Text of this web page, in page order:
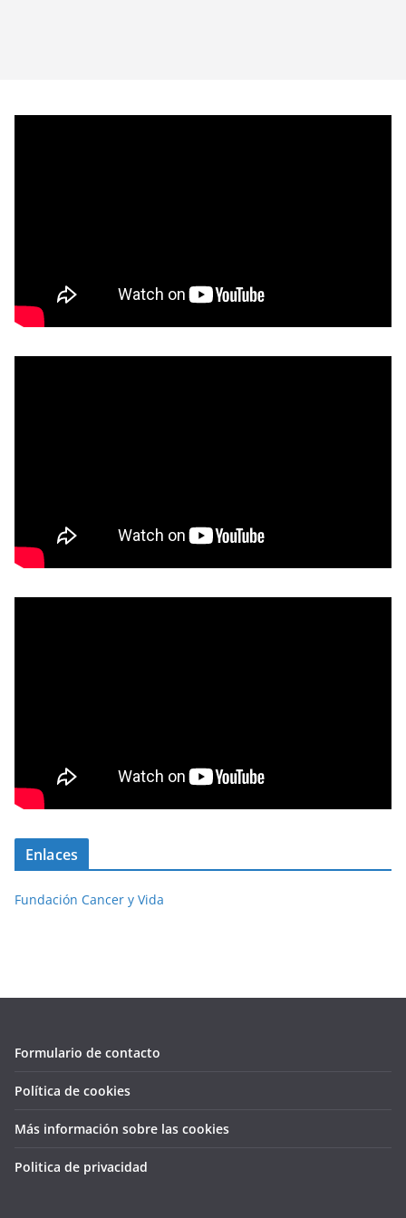
Enlaces
Fundación Cancer y Vida
Formulario de contacto
Política de cookies
Más información sobre las cookies
Politica de privacidad